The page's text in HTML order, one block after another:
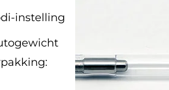
instelling
1.000kg